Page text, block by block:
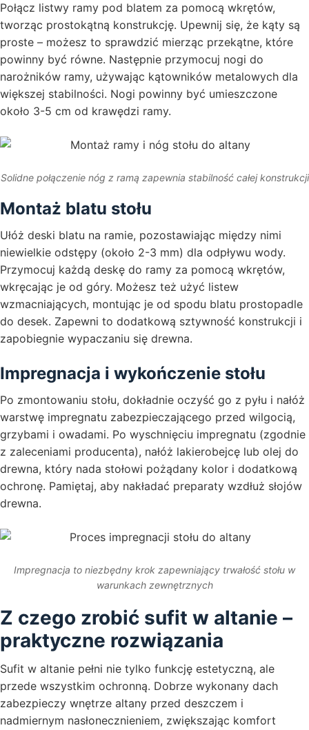
Połącz listwy ramy pod blatem za pomocą wkrętów,
tworząc prostokątną konstrukcję. Upewnij się, że kąty są
proste – możesz to sprawdzić mierząc przekątne, które
powinny być równe. Następnie przymocuj nogi do
narożników ramy, używając kątowników metalowych dla
większej stabilności. Nogi powinny być umieszczone
około 3-5 cm od krawędzi ramy.
Solidne połączenie nóg z ramą zapewnia stabilność całej konstrukcji
Montaż blatu stołu
Ułóż deski blatu na ramie, pozostawiając między nimi
niewielkie odstępy (około 2-3 mm) dla odpływu wody.
Przymocuj każdą deskę do ramy za pomocą wkrętów,
wkręcając je od góry. Możesz też użyć listew
wzmacniających, montując je od spodu blatu prostopadle
do desek. Zapewni to dodatkową sztywność konstrukcji i
zapobiegnie wypaczaniu się drewna.
Impregnacja i wykończenie stołu
Po zmontowaniu stołu, dokładnie oczyść go z pyłu i nałóż
warstwę impregnatu zabezpieczającego przed wilgocią,
grzybami i owadami. Po wyschnięciu impregnatu (zgodnie
z zaleceniami producenta), nałóż lakierobejcę lub olej do
drewna, który nada stołowi pożądany kolor i dodatkową
ochronę. Pamiętaj, aby nakładać preparaty wzdłuż słojów
drewna.
Impregnacja to niezbędny krok zapewniający trwałość stołu w
warunkach zewnętrznych
Z czego zrobić sufit w altanie –
praktyczne rozwiązania
Sufit w altanie pełni nie tylko funkcję estetyczną, ale
przede wszystkim ochronną. Dobrze wykonany dach
zabezpieczy wnętrze altany przed deszczem i
nadmiernym nasłonecznieniem, zwiększając komfort